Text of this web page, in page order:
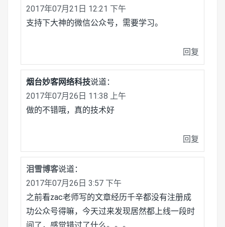
2017年07月21日 12:21 下午
支持下大神的微信公众号，需要学习。
回复
烟台妙客网络科技说道：
2017年07月26日 11:38 上午
做的不错哦，真的技术好
回复
泪雪博客说道：
2017年07月26日 3:57 下午
之前看zac老师写的文章经历千辛都没有注册成
功公众号得嘛，今天过来发现居然都上线一段时